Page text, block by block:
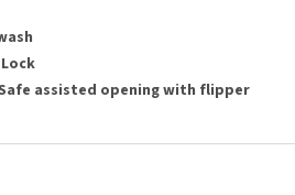
assisted opening with flipper